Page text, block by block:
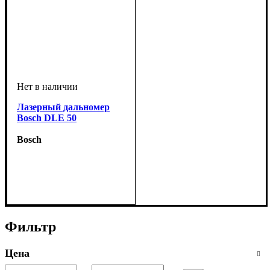
Лазерный дальномер
Bosch DLE 50
Bosch
Фильтр
Цена